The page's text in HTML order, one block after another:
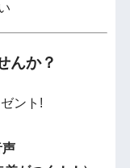
んか？
ント!
声